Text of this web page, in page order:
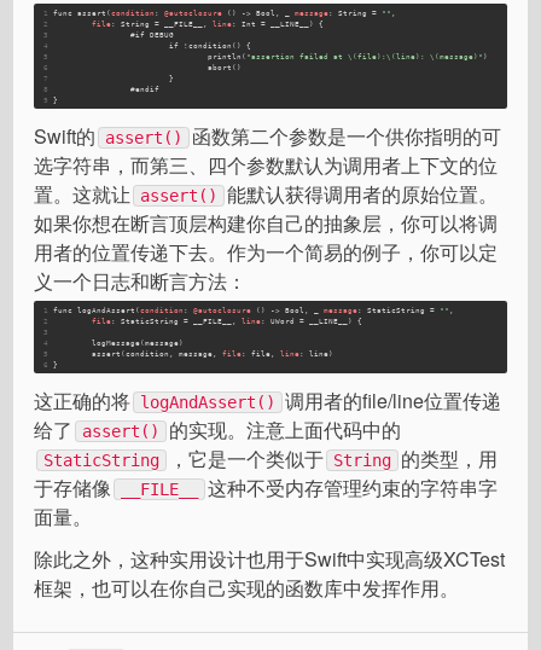
1
2
3
4
5
6
7
8
9
func assert (condition : @autoclosure () -> Bool, _ message: String = ""
file: String = __FILE__, line: Int = __LINE__) {
#if
DEBUG
if
!condition () {
println ( "assertion failed at \(file):\(line): \(message)" )
abort ()
			}
#endif
}
Swift的 assert()
函数第二个参数是一个供你指明的可
选字符串，而第三、四个参数默认为调用者上下文的位
置。这就让
assert()
能默认获得调用者的原始位置。
如果你想在断言顶层构建你自己的抽象层，你可以将调
用者的位置传递下去。作为一个简易的例子，你可以定
义一个日志和断言方法：
1
2
3
4
5
6
func logAndAssert (condition : @autoclosure () -> Bool, _ message: StaticString = ""
file: StaticString = __FILE__, line: UWord = __LINE__) {
logMessage(message)
assert (condition, message, file: file, line: line)
}
这正确的将 logAndAssert()
调用者的file/line位置传递
给了
assert() 的实现。注意上面代码中的
StaticString ，它是一个类似于 String 的类型，用
于存储像
__FILE__
这种不受内存管理约束的字符串字
面量。
除此之外，这种实用设计也用于Swift中实现高级XCTest
框架，也可以在你自己实现的函数库中发挥作用。